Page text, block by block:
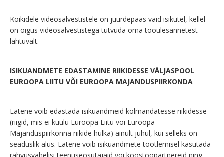
Kõikidele videosalvestistele on juurdepääs vaid isikutel, kellel
on õigus videosalvestistega tutvuda oma tööülesannetest
lähtuvalt.
ISIKUANDMETE EDASTAMINE RIIKIDESSE VÄLJASPOOL
EUROOPA LIITU VÕI EUROOPA MAJANDUSPIIRKONDA
Latene võib edastada isikuandmeid kolmandatesse riikidesse
(riigid, mis ei kuulu Euroopa Liitu või Euroopa
Majanduspiirkonna riikide hulka) ainult juhul, kui selleks on
seaduslik alus. Latene võib isikuandmete töötlemisel kasutada